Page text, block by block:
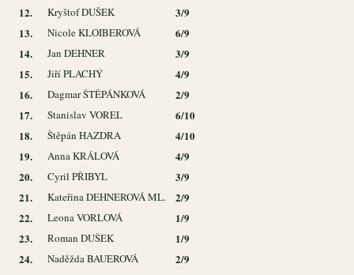
12.
Kryštof DUŠEK
3/9
13.
Nicole KLOIBEROVÁ
6/9
14.
Jan DEHNER
3/9
15.
Jiří PLACHÝ
4/9
16.
Dagmar ŠTĚPÁNKOVÁ
2/9
17.
Stanislav VOREL
6/10
18.
Štěpán HAZDRA
4/10
19.
Anna KRÁLOVÁ
4/9
20.
Cyril PŘIBYL
3/9
21.
Kateřina DEHNEROVÁ ML.
2/9
22.
Leona VORLOVÁ
1/9
23.
Roman DUŠEK
1/9
24.
Naděžda BAUEROVÁ 2/9